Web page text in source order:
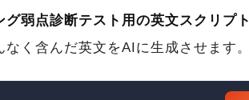
グ弱点診断テスト用の英文スクリプト
く含んだ英文をAIに生成させます。